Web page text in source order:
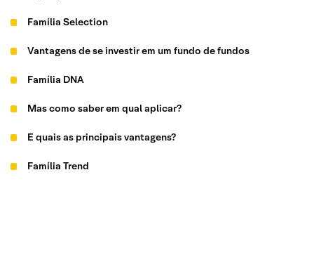
Família Selection
Vantagens de se investir em um fundo de fundos
Família DNA
Mas como saber em qual aplicar?
E quais as principais vantagens?
Família Trend